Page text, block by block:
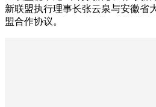
新联盟执行理事长张云泉与安徽省
盟合作协议。